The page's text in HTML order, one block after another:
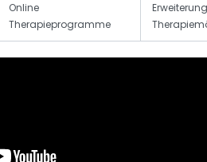
Online
Therapieprogramme